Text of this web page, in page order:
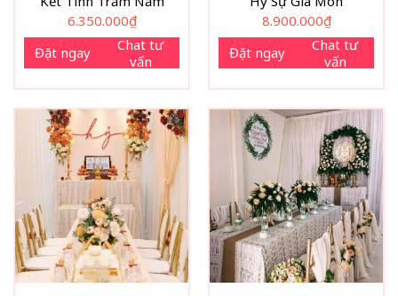
6.350.000₫
Đặt ngay
Chat tư
vấn
8.900.000₫
Đặt ngay
Chat tư
vấn